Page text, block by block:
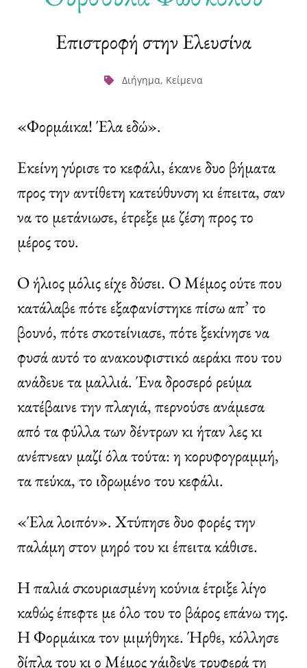
Επιστροφή στην Ελευσίνα
Διήγημα, Κείμενα
«Φορμάικα! Έλα εδώ».
Εκείνη γύρισε το κεφάλι, έκανε δυο βήματα
προς την αντίθετη κατεύθυνση κι έπειτα, σαν
να το μετάνιωσε, έτρεξε με ζέση προς το
μέρος του.
Ο ήλιος μόλις είχε δύσει. O Μέμος ούτε που
κατάλαβε πότε εξαφανίστηκε πίσω απ’ το
βουνό, πότε σκοτείνιασε, πότε ξεκίνησε να
φυσά αυτό το ανακουφιστικό αεράκι που του
ανάδευε τα μαλλιά. Ένα δροσερό ρεύμα
κατέβαινε την πλαγιά, περνούσε ανάμεσα
από τα φύλλα των δέντρων κι ήταν λες κι
ανέπνεαν μαζί όλα τούτα: η κορυφογραμμή,
τα πεύκα, το ιδρωμένο του κεφάλι.
«Έλα λοιπόν». Χτύπησε δυο φορές την
παλάμη στον μηρό του κι έπειτα κάθισε.
Η παλιά σκουριασμένη κούνια έτριξε λίγο
καθώς έπεφτε με όλο του το βάρος επάνω της.
H Φορμάικα τον μιμήθηκε. Ήρθε, κόλλησε
δίπλα του κι ο Μέμος χάιδεψε τρυφερά τη